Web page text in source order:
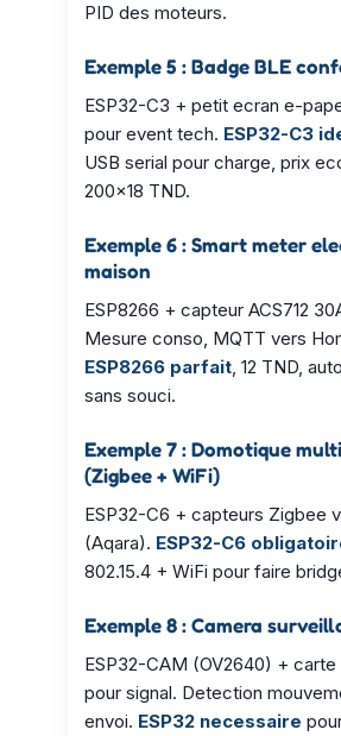
PID des moteurs.
Exemple 5 : Badge BLE
ESP32-C3 + petit ecran e-
pour event tech. ESP32-C3
USB serial pour charge, prix
200×18 TND.
Exemple 6 : Smart meter
maison
ESP8266 + capteur ACS712
Mesure conso, MQTT vers
ESP8266 parfait, 12 TND,
sans souci.
Exemple 7 : Domotique
(Zigbee + WiFi)
ESP32-C6 + capteurs Zigbee
(Aqara). ESP32-C6
802.15.4 + WiFi pour faire
Exemple 8 : Camera
ESP32-CAM (OV2640) + carte
pour signal. Detection
envoi. ESP32 necessaire